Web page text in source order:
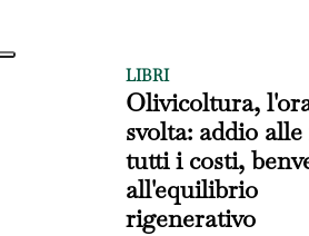
LIBRI
Olivicoltura,
svolta: addio alle
tutti i costi,
all'equilibrio
rigenerativo